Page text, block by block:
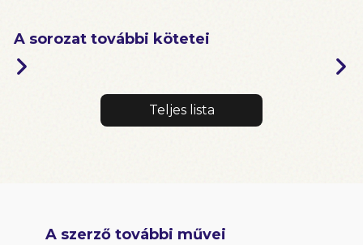
A sorozat további kötetei
Teljes lista
A szerző további művei